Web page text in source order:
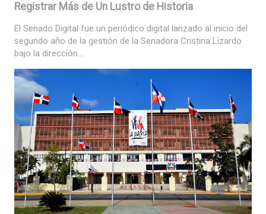
Registrar Más de Un Lustro de Historia
El Senado Digital fue un periódico digital lanzado al inicio del
segundo año de la gestión de la Senadora Cristina Lizardo
bajo la dirección...